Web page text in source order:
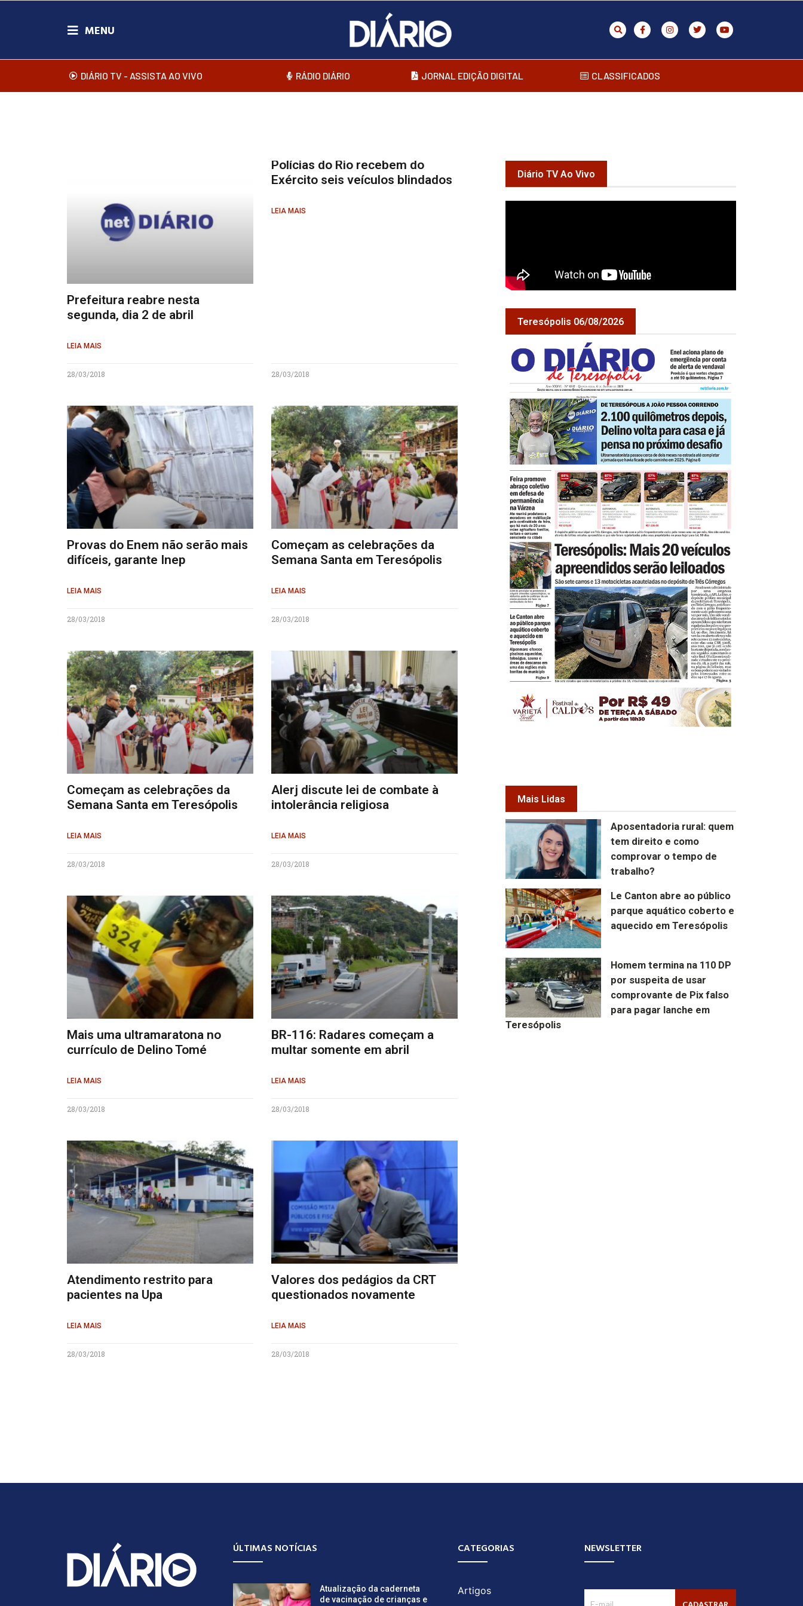
DIÁRIO TV - ASSISTA AO VIVO RÁDIO DIÁRIO JORNAL EDIÇÃO DIGITAL CLASSIFICADOS
Prefeitura reabre nesta
segunda, dia 2 de abril
LEIA MAIS
28/03/2018
Polícias do Rio recebem do
Exército seis veículos blindados
LEIA MAIS
28/03/2018
Provas do Enem não serão mais
difíceis, garante Inep
LEIA MAIS
28/03/2018
Começam as celebrações da
Semana Santa em Teresópolis
LEIA MAIS
28/03/2018
Começam as celebrações da
Semana Santa em Teresópolis
LEIA MAIS
28/03/2018
Alerj discute lei de combate à
intolerância religiosa
LEIA MAIS
28/03/2018
Mais uma ultramaratona no
currículo de Delino Tomé
LEIA MAIS
28/03/2018
BR-116: Radares começam a
multar somente em abril
LEIA MAIS
28/03/2018
Atendimento restrito para
pacientes na Upa
LEIA MAIS
28/03/2018
Valores dos pedágios da CRT
questionados novamente
LEIA MAIS
28/03/2018
Diário TV Ao Vivo
Teresópolis 06/08/2026
Mais Lidas
Aposentadoria rural: quem
tem direito e como
comprovar o tempo de
trabalho?
Le Canton abre ao público
parque aquático coberto e
aquecido em Teresópolis
Homem termina na 110 DP
por suspeita de usar
comprovante de Pix falso
para pagar lanche em
Teresópolis
ÚLTIMAS NOTÍCIAS
Atualização da caderneta
de vacinação de crianças e
CATEGORIAS
Artigos
NEWSLETTER